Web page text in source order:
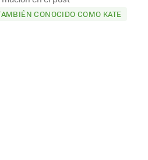
CONOCIDO COMO KATE